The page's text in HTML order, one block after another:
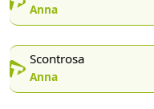
Anna
Scontrosa
Anna